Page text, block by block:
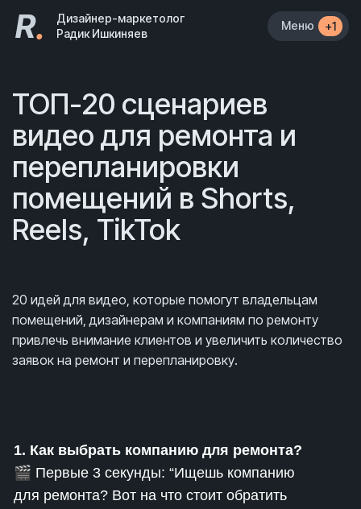
R.
Дизайнер-маркетолог
Радик Ишкиняев
Меню +1
ТОП-20 сценариев
видео для ремонта и
перепланировки
помещений в Shorts,
Reels, TikTok
20 идей для видео, которые помогут владельцам
помещений, дизайнерам и компаниям по ремонту
привлечь внимание клиентов и увеличить количество
заявок на ремонт и перепланировку.
1. Как выбрать компанию для ремонта?
🎬 Первые 3 секунды: “Ищешь компанию
для ремонта? Вот на что стоит обратить